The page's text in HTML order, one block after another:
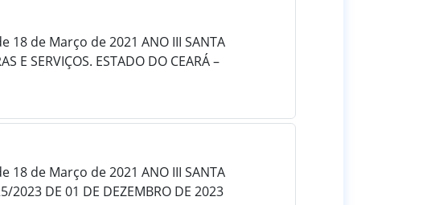
18 de Março de 2021 ANO III SANTA
E SERVIÇOS. ESTADO DO CEARÁ –
18 de Março de 2021 ANO III SANTA
2023 DE 01 DE DEZEMBRO DE 2023